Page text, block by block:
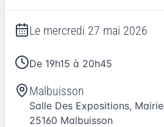
Le mercredi 27 mai 2026
De 19h15 à 20h45
Malbuisson
Salle Des Expositions, Mairie
25160 Malbuisson